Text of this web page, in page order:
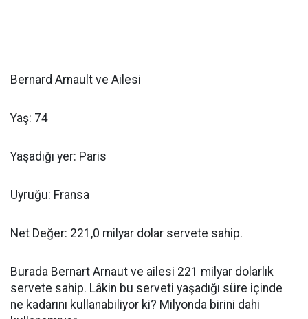
Bernard Arnault ve Ailesi
Yaş: 74
Yaşadığı yer: Paris
Uyruğu: Fransa
Net Değer: 221,0 milyar dolar servete sahip.
Burada Bernart Arnaut ve ailesi 221 milyar dolarlık
servete sahip. Lâkin bu serveti yaşadığı süre içinde
ne kadarını kullanabiliyor ki? Milyonda birini dahi